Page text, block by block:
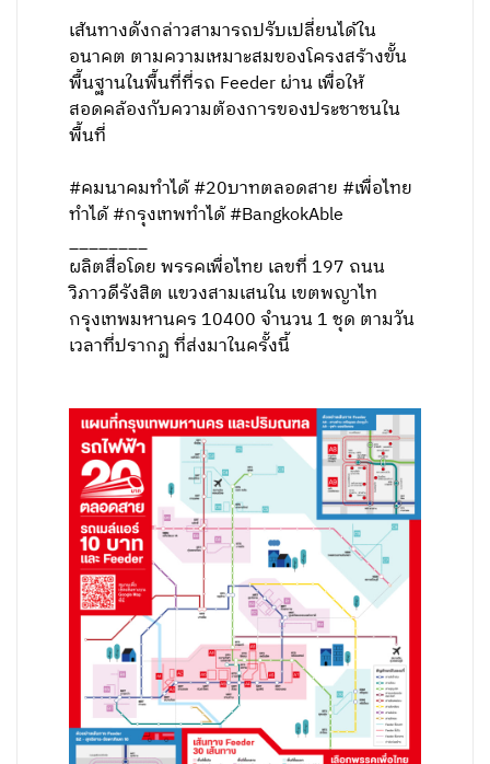
เส้นทางดังกล่าวสามารถปรับเปลี่ยนได้ใน
อนาคต ตามความเหมาะสมของโครงสร้างขั้น
พื้นฐานในพื้นที่ที่รถ Feeder ผ่าน เพื่อให้
สอดคล้องกับความต้องการของประชาชนใน
พื้นที่
#คมนาคมทำได้ #20บาทตลอดสาย #เพื่อไทย
ทำได้ #กรุงเทพทำได้ #BangkokAble
________
ผลิตสื่อโดย พรรคเพื่อไทย เลขที่ 197 ถนน
วิภาวดีรังสิต แขวงสามเสนใน เขตพญาไท
กรุงเทพมหานคร 10400 จำนวน 1 ชุด ตามวัน
เวลาที่ปรากฏ ที่ส่งมาในครั้งนี้